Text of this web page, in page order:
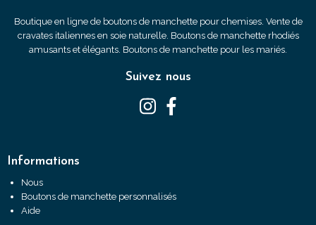
Boutique en ligne de boutons de manchette pour chemises. Vente de
cravates italiennes en soie naturelle. Boutons de manchette rhodiés
amusants et élégants. Boutons de manchette pour les mariés.
Suivez nous
Informations
Nous
Boutons de manchette personnalisés
Aide